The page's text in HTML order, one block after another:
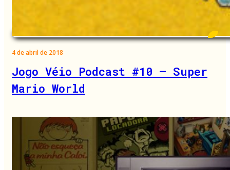
4 de abril de 2018
Jogo Véio Podcast #10 – Super
Mario World